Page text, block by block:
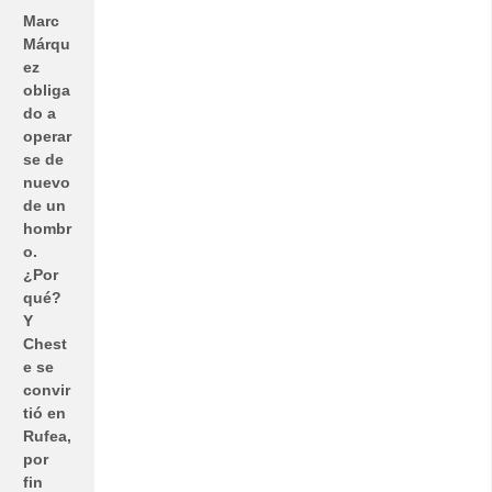
Marc
Márqu
ez
obliga
do a
operar
se de
nuevo
de un
hombr
o.
¿Por
qué?
Y
Chest
e se
convir
tió en
Rufea,
por
fin